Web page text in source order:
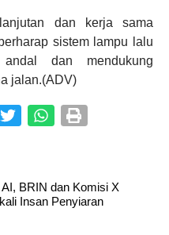
dan kerja sama
sistem lampu lalu
dan mendukung
jalan.(ADV)
BRIN dan Komisi X
Insan Penyiaran